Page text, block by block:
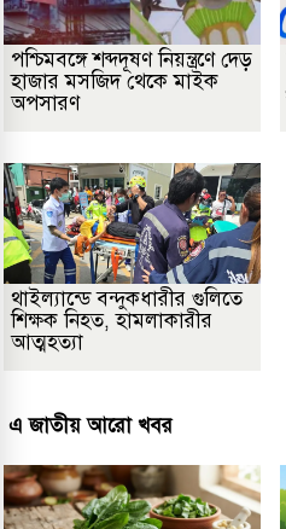
পশ্চিমবঙ্গে শব্দদূষণ নিয়ন্ত্রণে দেড়
হাজার মসজিদ থেকে মাইক
অপসারণ
থাইল্যান্ডে বন্দুকধারীর গুলিতে
শিক্ষক নিহত, হামলাকারীর
আত্মহত্যা
এ জাতীয় আরো খবর